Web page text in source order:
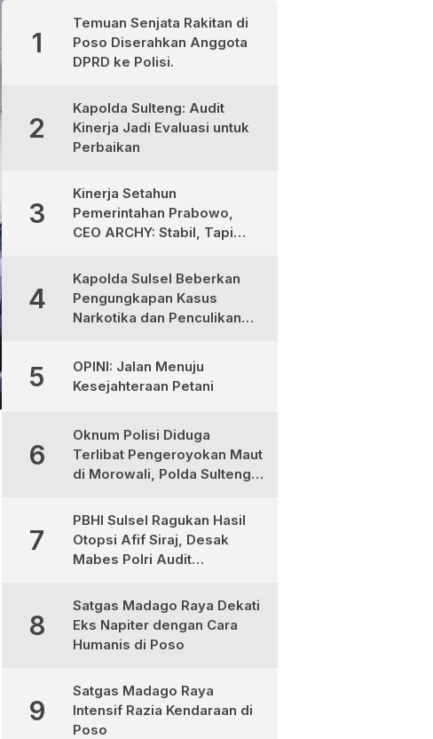
1
Temuan Senjata Rakitan di
Poso Diserahkan Anggota
DPRD ke Polisi.
2
Kapolda Sulteng: Audit
Kinerja Jadi Evaluasi untuk
Perbaikan
3
Kinerja Setahun
Pemerintahan Prabowo,
CEO ARCHY: Stabil, Tapi
4
Kapolda Sulsel Beberkan
Pengungkapan Kasus
Narkotika dan Penculikan
5
OPINI: Jalan Menuju
Kesejahteraan Petani
6
Oknum Polisi Diduga
Terlibat Pengeroyokan Maut
di Morowali, Polda Sulteng
7
PBHI Sulsel Ragukan Hasil
Otopsi Afif Siraj, Desak
Mabes Polri Audit
8
Satgas Madago Raya Dekati
Eks Napiter dengan Cara
Humanis di Poso
9
Satgas Madago Raya
Intensif Razia Kendaraan di
Poso